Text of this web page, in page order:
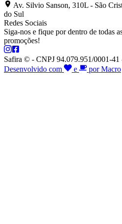
Av. Silvio Sanson, 310L - São
do Sul
Redes Sociais
Siga-nos e fique por dentro de todas
promoções!
Safira © - CNPJ 94.079.951/0001-41
Desenvolvido com
e por Macro